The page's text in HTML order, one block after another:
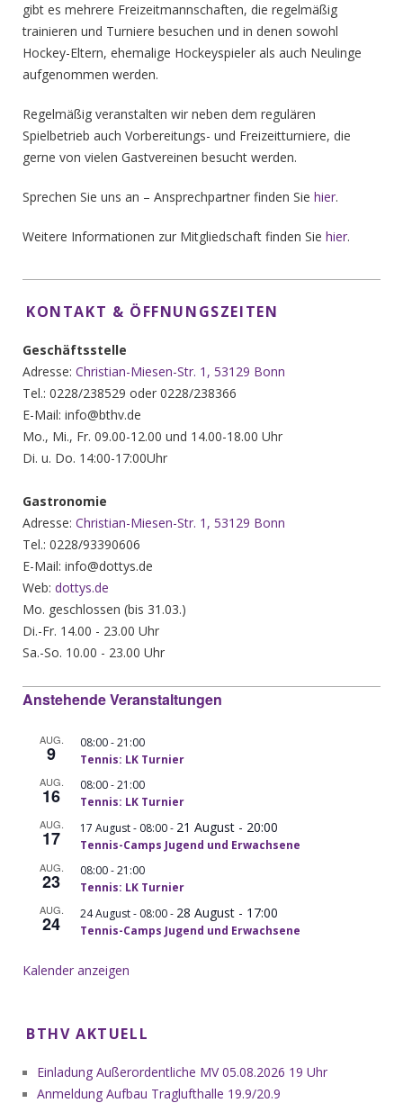
gibt es mehrere Freizeitmannschaften, die regelmäßig
trainieren und Turniere besuchen und in denen sowohl
Hockey-Eltern, ehemalige Hockeyspieler als auch Neulinge
aufgenommen werden.
Regelmäßig veranstalten wir neben dem regulären
Spielbetrieb auch Vorbereitungs- und Freizeitturniere, die
gerne von vielen Gastvereinen besucht werden.
Sprechen Sie uns an – Ansprechpartner finden Sie hier.
Weitere Informationen zur Mitgliedschaft finden Sie hier.
KONTAKT & ÖFFNUNGSZEITEN
Geschäftsstelle
Adresse: Christian-Miesen-Str. 1, 53129 Bonn
Tel.: 0228/238529 oder 0228/238366
E-Mail: info@bthv.de
Mo., Mi., Fr. 09.00-12.00 und 14.00-18.00 Uhr
Di. u. Do. 14:00-17:00Uhr
Gastronomie
Adresse: Christian-Miesen-Str. 1, 53129 Bonn
Tel.: 0228/93390606
E-Mail: info@dottys.de
Web: dottys.de
Mo. geschlossen (bis 31.03.)
Di.-Fr. 14.00 - 23.00 Uhr
Sa.-So. 10.00 - 23.00 Uhr
Anstehende Veranstaltungen
AUG.
9 08:00-21:00
Tennis: LK Turnier
AUG.
16 08:00-21:00
Tennis: LK Turnier
AUG.
17 17 August - 08:00- 21 August - 20:00
Tennis-Camps Jugend und Erwachsene
AUG.
23 08:00-21:00
Tennis: LK Turnier
AUG.
24 24 August - 08:00- 28 August - 17:00
Tennis-Camps Jugend und Erwachsene
Kalender anzeigen
BTHV AKTUELL
Einladung Außerordentliche MV 05.08.2026 19 Uhr
Anmeldung Aufbau Traglufthalle 19.9/20.9